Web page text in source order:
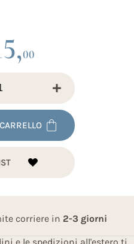
00
corriere in 2-3 giorni